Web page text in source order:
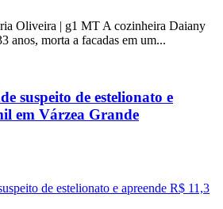
Oliveira | g1 MT A cozinheira Daiany
anos, morta a facadas em um...
suspeito de estelionato e
em Várzea Grande